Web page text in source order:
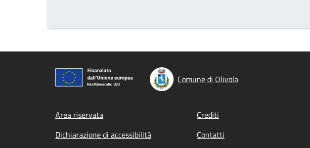
Comune di Olivola
Footer menu
Area riservata Crediti
Dichiarazione di accessibilità
Contatti